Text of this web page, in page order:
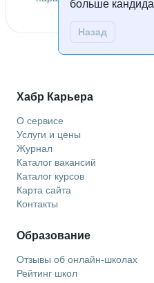
больше
Назад
Хабр Карьера
О сервисе
Услуги и цены
Журнал
Каталог вакансий
Каталог курсов
Карта сайта
Контакты
Образование
Отзывы об онлайн-школах
Рейтинг школ